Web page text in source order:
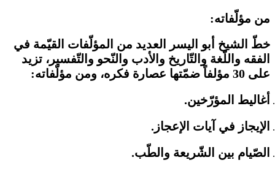
من مؤلّفاته:
خطّ الشيخ أبو اليسر العديد من المؤلّفات القيّمة في
الفقه واللّغة والتّاريخ والأدب والنّحو والتّفسير، تزيد
على 30 مؤلفاً ضمّتها عصارة فكره، ومن مؤلّفاته:
أغاليط المؤرّخين.
الإيجاز في آيات الإعجاز.
الصّيام بين الشّريعة والطّب.